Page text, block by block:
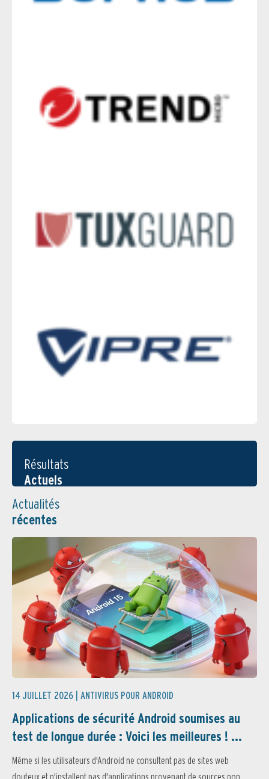
Résultats
Actuels
Actualités
récentes
14 JUILLET 2026 | ANTIVIRUS POUR ANDROID
Applications de sécurité Android soumises au
test de longue durée : Voici les meilleures ! ...
Même si les utilisateurs d'Android ne consultent pas de sites web